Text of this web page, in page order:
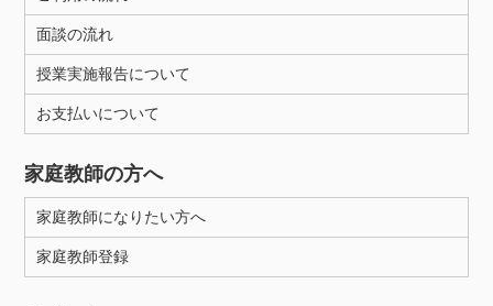
年齢：18-101歳
面談の流れ
授業実施報告について
お支払いについて
家庭教師の方へ
家庭教師になりたい方へ
家庭教師登録